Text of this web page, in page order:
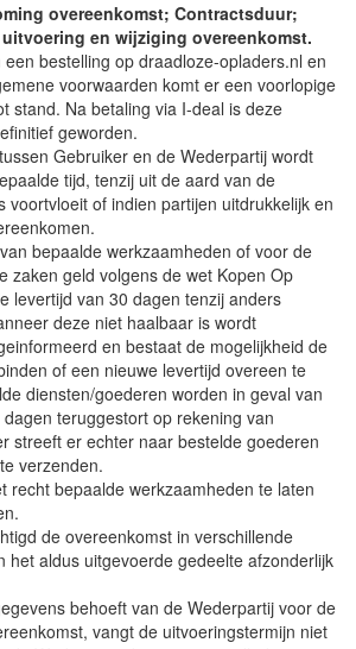
overeenkomst; Contractsduur;
en wijziging overeenkomst.
bestelling op draadloze-opladers.nl en
voorwaarden komt er een voorlopige
stand. Na betaling via I-deal is deze
geworden.
Gebruiker en de Wederpartij wordt
tijd, tenzij uit de aard van de
voortvloeit of indien partijen uitdrukkelijk en
bepaalde werkzaamheden of voor de
zaken geld volgens de wet Kopen Op
levertijd van 30 dagen tenzij anders
deze niet haalbaar is wordt
en bestaat de mogelijkheid de
of een nieuwe levertijd overeen te
diensten/goederen worden in geval van
teruggestort op rekening van
streeft er echter naar bestelde goederen
verzenden.
recht bepaalde werkzaamheden te laten
de overeenkomst in verschillende
het aldus uitgevoerde gedeelte afzonderlijk
behoeft van de Wederpartij voor de
vangt de uitvoeringstermijn niet